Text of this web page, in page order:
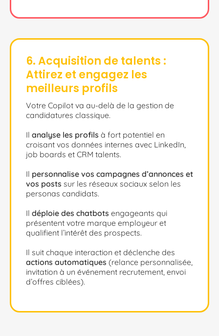
6. Acquisition de talents :
Attirez et engagez les
meilleurs profils
Votre Copilot va au-delà de la gestion de
candidatures classique.
Il analyse les profils à fort potentiel en
croisant vos données internes avec LinkedIn,
job boards et CRM talents.
Il personnalise vos campagnes d’annonces et
vos posts sur les réseaux sociaux selon les
personas candidats.
Il déploie des chatbots engageants qui
présentent votre marque employeur et
qualifient l’intérêt des prospects.
Il suit chaque interaction et déclenche des
actions automatiques (relance personnalisée,
invitation à un événement recrutement, envoi
d’offres ciblées).